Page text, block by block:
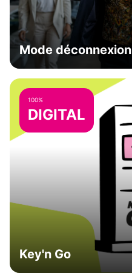
Mode déconnexion
100%
DIGITAL
Key'n Go